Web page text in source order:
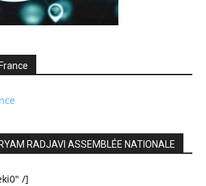
RADJAVI ASSEMBLÉE NATIONALE
/]